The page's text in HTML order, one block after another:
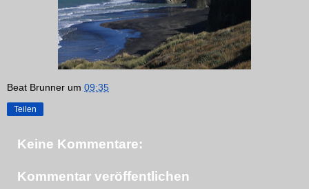
Beat Brunner um 09:35
Teilen
Keine Kommentare:
Kommentar veröffentlichen